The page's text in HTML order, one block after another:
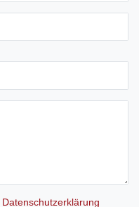
Daten­schutz­erklärung